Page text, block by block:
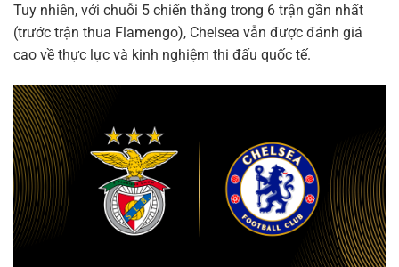
Tuy nhiên, với chuỗi 5 chiến thắng trong 6 trận gần nhất
(trước trận thua Flamengo), Chelsea vẫn được đánh giá
cao về thực lực và kinh nghiệm thi đấu quốc tế.